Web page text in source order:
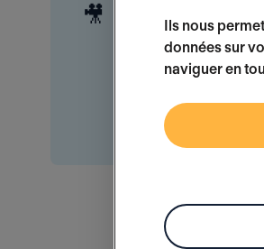
🎥 L'émission TV
expérience
pas les
chaque
disponible sur
Ils nous
données sur
naviguer en